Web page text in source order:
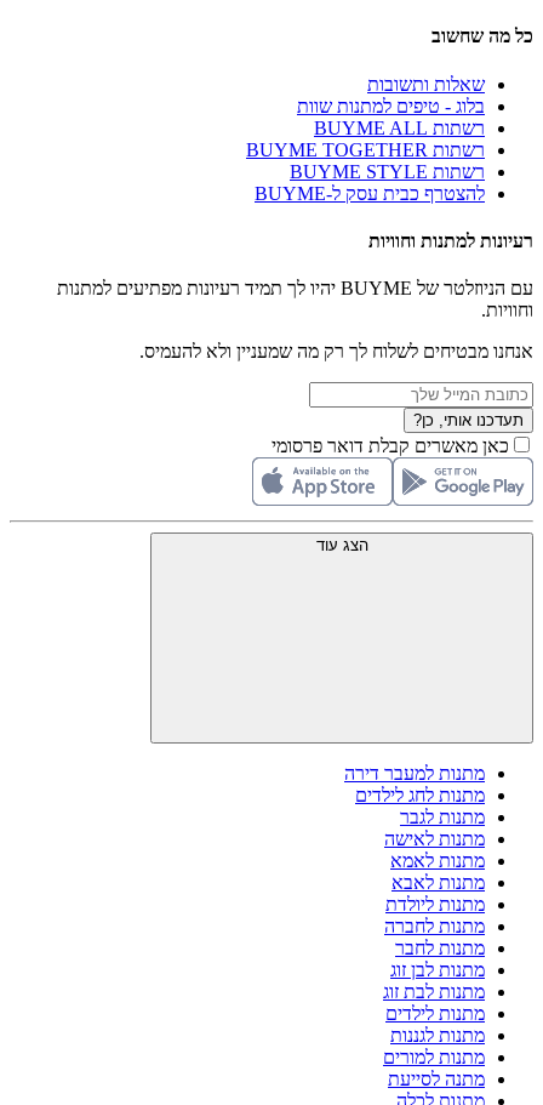
כל מה שחשוב
שאלות ותשובות
בלוג - טיפים למתנות שוות
רשתות BUYME ALL
רשתות BUYME TOGETHER
רשתות BUYME STYLE
להצטרף כבית עסק ל-BUYME
רעיונות למתנות וחוויות
עם הניוזלטר של BUYME יהיו לך תמיד רעיונות מפתיעים למתנות
וחוויות.
אנחנו מבטיחים לשלוח לך רק מה שמעניין ולא להעמיס.
תעדכנו אותי, כן?
כאן מאשרים קבלת דואר פרסומי
הצג עוד
מתנות למעבר דירה
מתנות לחג לילדים
מתנות לגבר
מתנות לאישה
מתנות לאמא
מתנות לאבא
מתנות ליולדת
מתנות לחברה
מתנות לחבר
מתנות לבן זוג
מתנות לבת זוג
מתנות לילדים
מתנות לגננות
מתנות למורים
מתנה לסייעת
מתנות לכלה